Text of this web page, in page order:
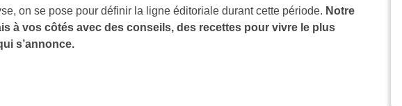
on se pose pour définir la ligne éditoriale durant cette période. Notre
à vos côtés avec des conseils, des recettes pour vivre le plus
s’annonce.